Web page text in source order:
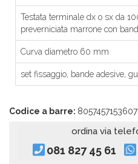
Testata terminale dx o sx da
preverniciata marrone con
Curva diametro 60 mm
set fissaggio, bande adesive,
Codice a barre: 8057457153607
ordina via
081 827 45 61